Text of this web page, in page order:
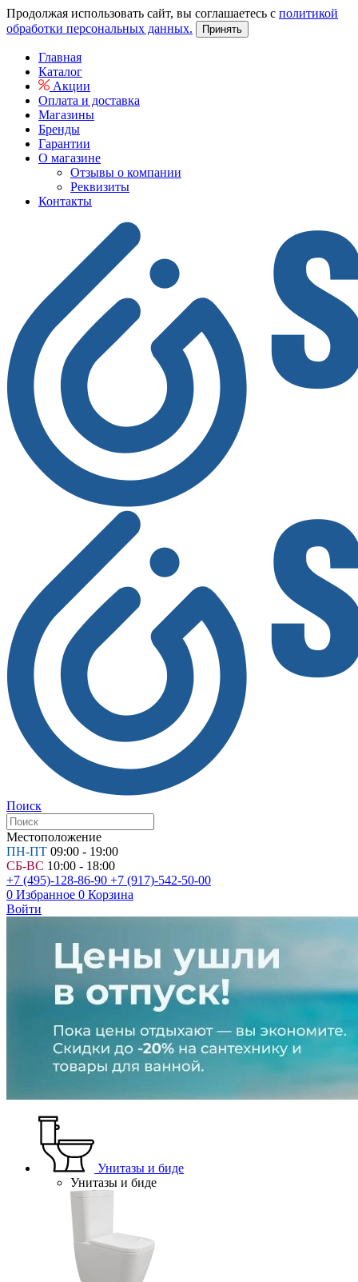
Продолжая использовать сайт, вы соглашаетесь с политикой
обработки персональных данных.
Принять
Главная
Каталог
Акции
Оплата и доставка
Магазины
Бренды
Гарантии
О магазине
Отзывы о компании
Реквизиты
Контакты
Поиск
Местоположение
ПН-ПТ 09:00 - 19:00
СБ-ВС 10:00 - 18:00
+7 (495)-128-86-90 +7 (917)-542-50-00
0 Избранное 0 Корзина
Войти
Унитазы и биде
Унитазы и биде